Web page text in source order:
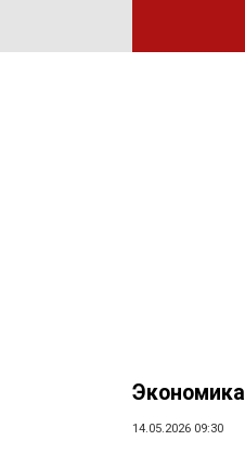
Экономика
14.05.2026 09:30